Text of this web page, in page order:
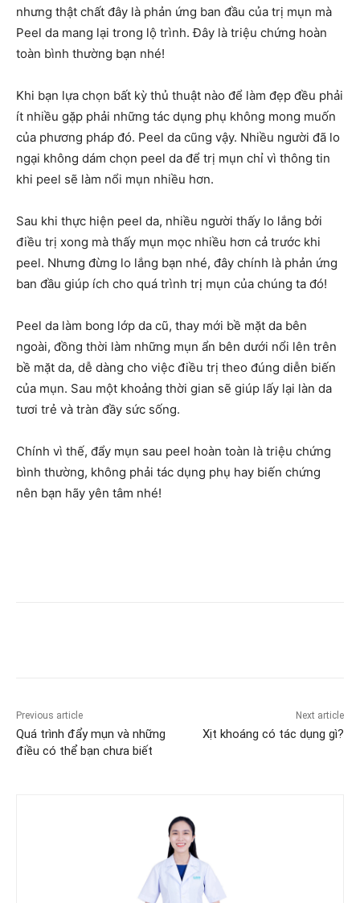
nhưng thật chất đây là phản ứng ban đầu của trị mụn mà
Peel da mang lại trong lộ trình. Đây là triệu chứng hoàn
toàn bình thường bạn nhé!
Khi bạn lựa chọn bất kỳ thủ thuật nào để làm đẹp đều phải
ít nhiều gặp phải những tác dụng phụ không mong muốn
của phương pháp đó. Peel da cũng vậy. Nhiều người đã lo
ngại không dám chọn peel da để trị mụn chỉ vì thông tin
khi peel sẽ làm nổi mụn nhiều hơn.
Sau khi thực hiện peel da, nhiều người thấy lo lắng bởi
điều trị xong mà thấy mụn mọc nhiều hơn cả trước khi
peel. Nhưng đừng lo lắng bạn nhé, đây chính là phản ứng
ban đầu giúp ích cho quá trình trị mụn của chúng ta đó!
Peel da làm bong lớp da cũ, thay mới bề mặt da bên
ngoài, đồng thời làm những mụn ẩn bên dưới nổi lên trên
bề mặt da, dễ dàng cho việc điều trị theo đúng diễn biến
của mụn. Sau một khoảng thời gian sẽ giúp lấy lại làn da
tươi trẻ và tràn đầy sức sống.
Chính vì thế, đẩy mụn sau peel hoàn toàn là triệu chứng
bình thường, không phải tác dụng phụ hay biến chứng
nên bạn hãy yên tâm nhé!
Previous article
Quá trình đẩy mụn và những
điều có thể bạn chưa biết
Next article
Xịt khoáng có tác dụng gì?